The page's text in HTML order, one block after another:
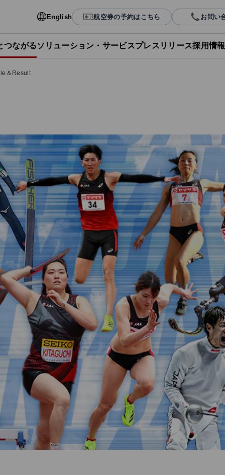
English 航空券の予約はこちら お問い
つながるソリューション・サービスプレスリリース採用情報
＆Result